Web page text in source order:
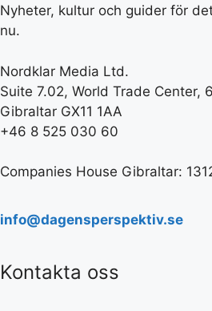
Nyheter, kultur och guider för
nu.
Nordklar Media Ltd.
Suite 7.02, World Trade Center,
Gibraltar GX11 1AA
+46 8 525 030 60
Companies House Gibraltar:
info@dagensperspektiv.se
Kontakta oss